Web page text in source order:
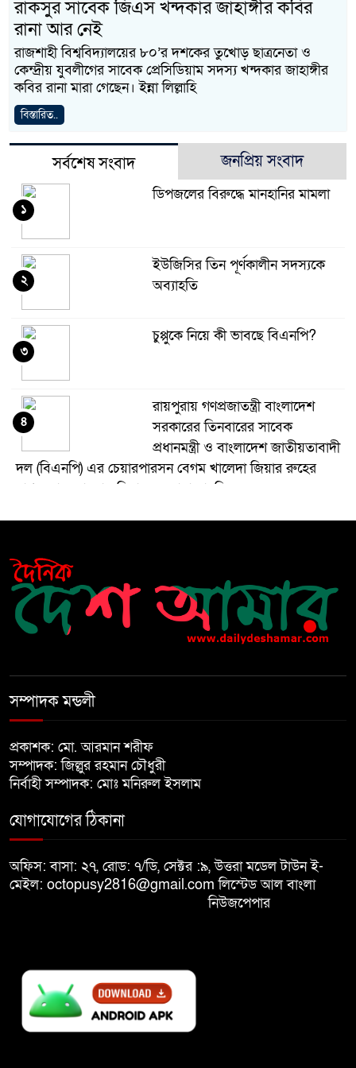
রাকসুর সাবেক জিএস খন্দকার জাহাঙ্গীর কবির
রানা আর নেই
রাজশাহী বিশ্ববিদ্যালয়ের ৮০’র দশকের তুখোড় ছাত্রনেতা ও
কেন্দ্রীয় যুবলীগের সাবেক প্রেসিডিয়াম সদস্য খন্দকার জাহাঙ্গীর
কবির রানা মারা গেছেন। ইন্না লিল্লাহি
বিস্তারিত..
সর্বশেষ সংবাদ জনপ্রিয় সংবাদ
ডিপজলের বিরুদ্ধে মানহানির মামলা
১
ইউজিসির তিন পূর্ণকালীন সদস্যকে
অব্যাহতি
২
চুপ্পুকে নিয়ে কী ভাবছে বিএনপি?
৩
রায়পুরায় গণপ্রজাতন্ত্রী বাংলাদেশ
সরকারের তিনবারের সাবেক
প্রধানমন্ত্রী ও বাংলাদেশ জাতীয়তাবাদী
দল (বিএনপি) এর চেয়ারপারসন বেগম খালেদা জিয়ার রুহের
মাগফেরাত কামনায় মিলাদ ও দোয়া মাহফিল
৪
নির্বাচনের আগেই ফিরতে মরিয়া
‘পলাতক শক্তি’
৬
খালেদা জিয়ার শারীরিক অবস্থা এখনো
অনিশ্চিত
৮
৯
বিজয় দিবসে দীঘিনালায় জামায়াতে
ইসলামীর বর্ণাঢ্য র‍্যালি
সম্পাদক মন্ডলী
প্রকাশক: মো. আরমান শরীফ
সম্পাদক: জিল্লুর রহমান চৌধুরী
নির্বাহী সম্পাদক: মোঃ মনিরুল ইসলাম
যোগাযোগের ঠিকানা
অফিস: বাসা: ২৭, রোড: ৭/ডি, সেক্টর :৯, উত্তরা মডেল টাউন ই-
মেইল: octopusy2816@gmail.comলিস্টেড আল বাংলা
নিউজপেপার